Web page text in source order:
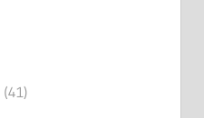
(41)